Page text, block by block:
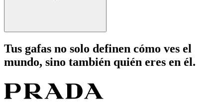
Tus gafas no solo definen cómo ves el
mundo, sino también quién eres en él.